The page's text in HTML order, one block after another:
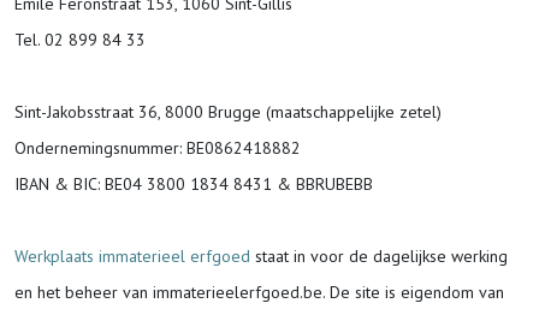
Tel. 02 899 84 33
Sint-Jakobsstraat 36, 8000 Brugge (maatschappelijke zetel)
Ondernemingsnummer: BE0862418882
IBAN & BIC: BE04 3800 1834 8431 & BBRUBEBB
Werkplaats immaterieel erfgoed staat in voor de dagelijkse werking
en het beheer van immaterieelerfgoed.be. De site is eigendom van